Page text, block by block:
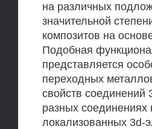
на различных
значительной
композитов на
Подобная
представляется
переходных
свойств соединений
разных
локализованных 3d-